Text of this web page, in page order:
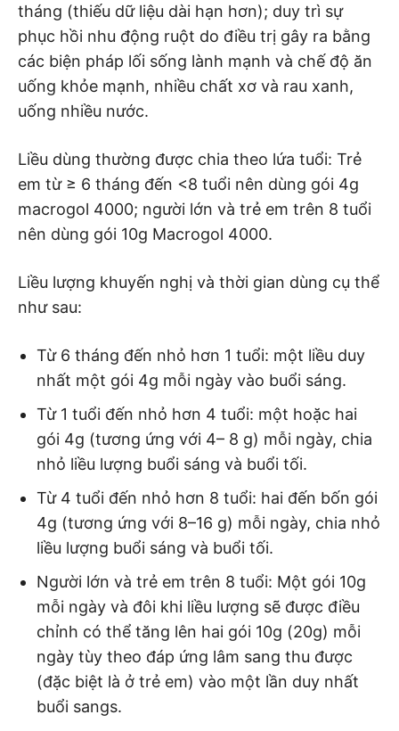
tháng (thiếu dữ liệu dài hạn hơn); duy trì sự
phục hồi nhu động ruột do điều trị gây ra bằng
các biện pháp lối sống lành mạnh và chế độ ăn
uống khỏe mạnh, nhiều chất xơ và rau xanh,
uống nhiều nước.
Liều dùng thường được chia theo lứa tuổi: Trẻ
em từ ≥ 6 tháng đến <8 tuổi nên dùng gói 4g
macrogol 4000; người lớn và trẻ em trên 8 tuổi
nên dùng gói 10g Macrogol 4000.
Liều lượng khuyến nghị và thời gian dùng cụ thể
như sau:
Từ 6 tháng đến nhỏ hơn 1 tuổi: một liều duy
nhất một gói 4g mỗi ngày vào buổi sáng.
Từ 1 tuổi đến nhỏ hơn 4 tuổi: một hoặc hai
gói 4g (tương ứng với 4– 8 g) mỗi ngày, chia
nhỏ liều lượng buổi sáng và buổi tối.
Từ 4 tuổi đến nhỏ hơn 8 tuổi: hai đến bốn gói
4g (tương ứng với 8–16 g) mỗi ngày, chia nhỏ
liều lượng buổi sáng và buổi tối.
Người lớn và trẻ em trên 8 tuổi: Một gói 10g
mỗi ngày và đôi khi liều lượng sẽ được điều
chỉnh có thể tăng lên hai gói 10g (20g) mỗi
ngày tùy theo đáp ứng lâm sang thu được
(đặc biệt là ở trẻ em) vào một lần duy nhất
buổi sangs.